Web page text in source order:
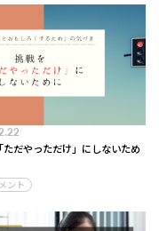
ただやっただけ」にしないため
ント